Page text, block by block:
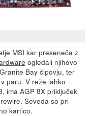
MSI kar preseneča z
ogledali njihovo
Bay čipovju, ter
paru. V reže lahko
ima AGP 8X priključek
Seveda so pri
kartico.